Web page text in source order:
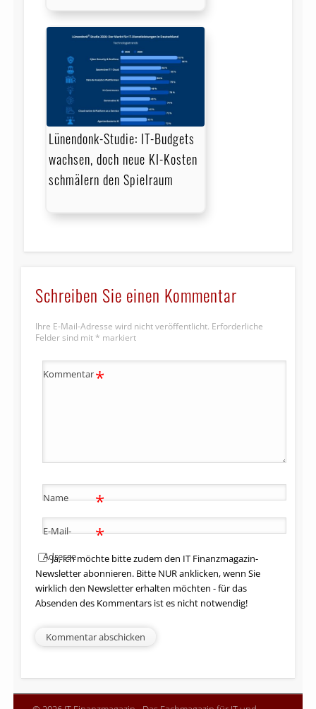
Lünendonk-Studie: IT-Budgets
wachsen, doch neue KI-Kosten
schmälern den Spielraum
Schreiben Sie einen Kommentar
Ihre E-Mail-Adresse wird nicht veröffentlicht. Erforderliche
Felder sind mit * markiert
Kommentar*
Name *
E-Mail-
Adresse
*
Ja, ich möchte bitte zudem den IT Finanzmagazin-
Newsletter abonnieren. Bitte NUR anklicken, wenn Sie
wirklich den Newsletter erhalten möchten - für das
Absenden des Kommentars ist es nicht notwendig!